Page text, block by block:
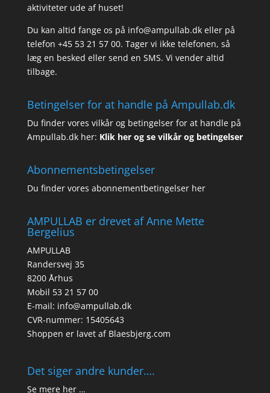
aktiviteter ude af huset!
Du kan altid fange os på info@ampullab.dk eller på
telefon +45 53 21 57 00. Tager vi ikke telefonen, så
læg en besked eller send en SMS. Vi vender altid
tilbage.
Betingelser for at handle på Ampullab.dk
Du finder vores vilkår og betingelser for at handle på
Ampullab.dk her: Klik her og se vilkår og betingelser
Abonnementsbetingelser
Du finder vores abonnementbetingelser her
AMPULLAB er drevet af Anne Mette
Bergelius
AMPULLAB
Randersvej 35
8200 Århus
Mobil 53 21 57 00
E-mail: info@ampullab.dk
CVR-nummer: 15405643
Shoppen er lavet af Blaesbjerg.com
Det siger andre kunder….
Se mere her …